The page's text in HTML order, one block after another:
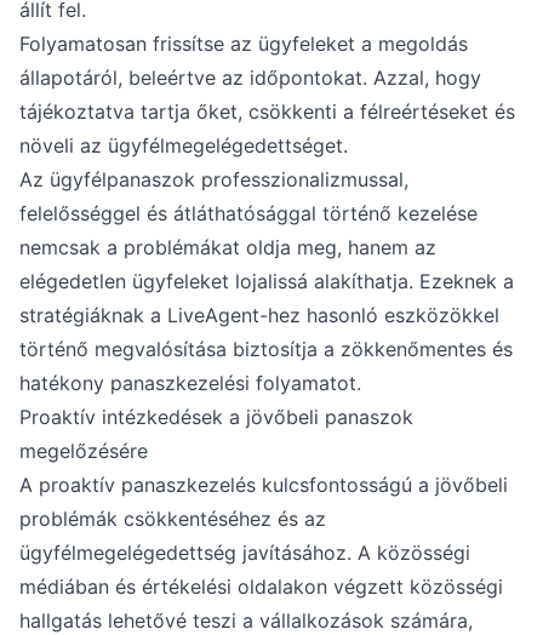
állít fel.
Folyamatosan frissítse az ügyfeleket a megoldás
állapotáról, beleértve az időpontokat. Azzal, hogy
tájékoztatva tartja őket, csökkenti a félreértéseket és
növeli az ügyfélmegelégedettséget.
Az ügyfélpanaszok professzionalizmussal,
felelősséggel és átláthatósággal történő kezelése
nemcsak a problémákat oldja meg, hanem az
elégedetlen ügyfeleket lojalissá alakíthatja. Ezeknek a
stratégiáknak a LiveAgent-hez hasonló eszközökkel
történő megvalósítása biztosítja a zökkenőmentes és
hatékony panaszkezelési folyamatot.
Proaktív intézkedések a jövőbeli panaszok
megelőzésére
A proaktív panaszkezelés kulcsfontosságú a jövőbeli
problémák csökkentéséhez és az
ügyfélmegelégedettség javításához. A közösségi
médiában és értékelési oldalakon végzett közösségi
hallgatás lehetővé teszi a vállalkozások számára,